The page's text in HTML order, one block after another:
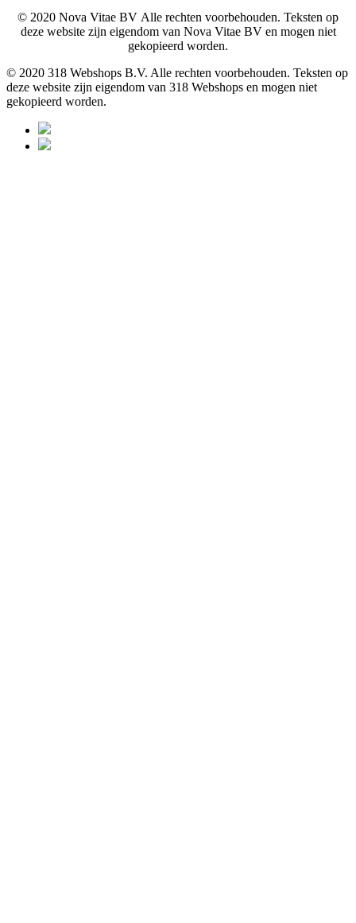
© 2020 Nova Vitae BV Alle rechten voorbehouden. Teksten op
deze website zijn eigendom van Nova Vitae BV en mogen niet
gekopieerd worden.
© 2020 318 Webshops B.V. Alle rechten voorbehouden. Teksten op
deze website zijn eigendom van 318 Webshops en mogen niet
gekopieerd worden.